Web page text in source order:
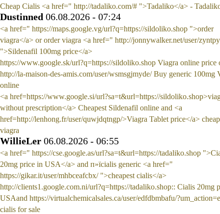
Cheap Cialis <a href=" http://tadaliko.com/# ">Tadaliko</a> -
Dustinned 06.08.2026 - 07:24
<a href=" https://maps.google.vg/url?q=https://sildoliko.shop ">order
viagra</a> or order viagra <a href=" http://jonnywalker.net/user/
">Sildenafil 100mg price</a>
https://www.google.sk/url?q=https://sildoliko.shop Viagra online price
http://la-maison-des-amis.com/user/wsmsgjmyde/ Buy generic 100mg
online
<a href=https://www.google.si/url?sa=t&url=https://
without prescription</a> Cheapest Sildenafil online and <a
href=http://lenhong.fr/user/quwjdqtngp/>Viagra Tablet price</a>
viagra
WillieLer 06.08.2026 - 06:55
<a href=" https://cse.google.as/url?sa=t&url=https://tadaliko.shop
20mg price in USA</a> and п»їcialis generic <a href="
https://gikar.it/user/mhbceafcbx/ ">cheapest cialis</a>
http://clients1.google.com.ni/url?q=https://tadaliko.shop:: Cialis 20mg
USAand https://virtualchemicalsales.ca/user/edfdbmbafu/
cialis for sale